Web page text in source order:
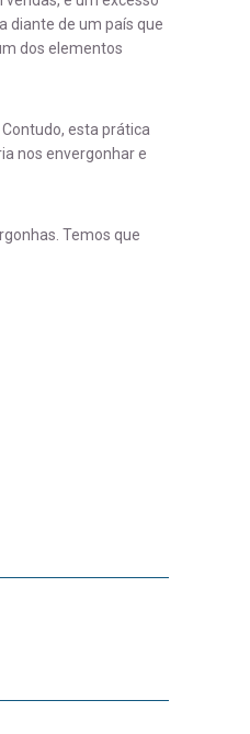
diante de um país que
dos elementos
esta prática
nos envergonhar e
Temos que